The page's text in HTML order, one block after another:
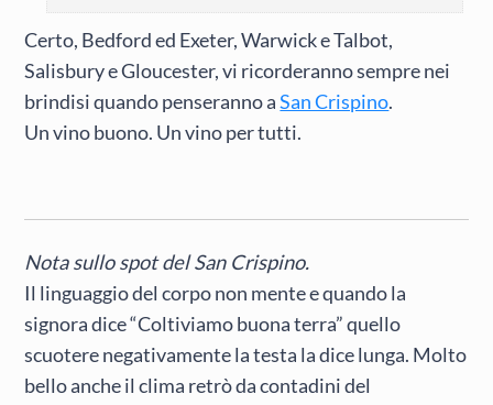
Certo, Bedford ed Exeter, Warwick e Talbot,
Salisbury e Gloucester, vi ricorderanno sempre nei
brindisi quando penseranno aSan Crispino.
Un vino buono. Un vino per tutti.
Nota sullo spot del San Crispino.
Il linguaggio del corpo non mente e quando la
signora dice “Coltiviamo buona terra” quello
scuotere negativamente la testa la dice lunga. Molto
bello anche il clima retrò da contadini del